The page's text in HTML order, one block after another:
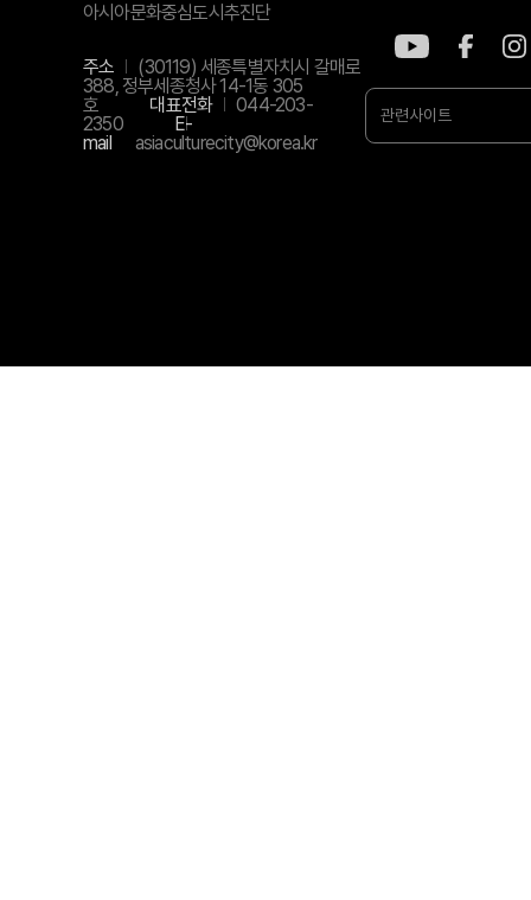
아시아문화중심도시추진단
주소
(30119) 세종특별자치시 갈매로
388, 정부세종청사 14-1동 305
호
대표전화
044-203-
2350
E-
mail
asiaculturecity@korea.kr
관련사이트